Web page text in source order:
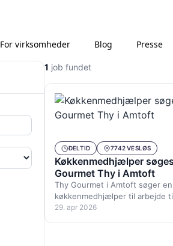
For virksomheder Blog Presse
1 job fundet
DELTID 7742 VESLØS
Køkkenmedhjælper
Gourmet Thy i Amtoft
Thy Gourmet i Amtoft søger en
køkkenmedhjælper til arbejde
onsdag, torsdag og fredag.20
29. apr 2026